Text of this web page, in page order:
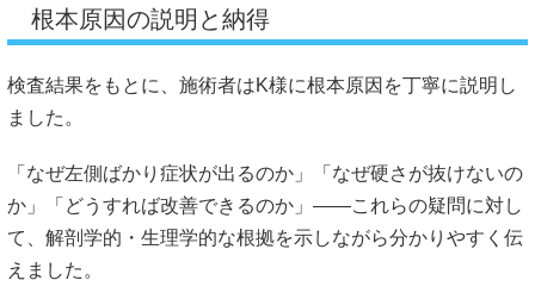
根本原因の説明と納得
検査結果をもとに、施術者はK様に根本原因を丁寧に説明し
ました。
「なぜ左側ばかり症状が出るのか」「なぜ硬さが抜けないの
か」「どうすれば改善できるのか」――これらの疑問に対し
て、解剖学的・生理学的な根拠を示しながら分かりやすく伝
えました。